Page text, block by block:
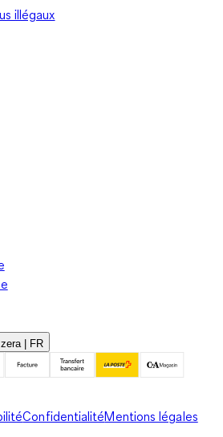
pour le petit plus
de couleur subtiles à ta tenue,
choix parfait. Des sacs aux
les bijoux, les accessoires lilas sont
petit plus à ton look. Un
qui ajoute une touche de
tenue. Des boucles d'oreilles ou un
également une touche
avec des couleurs neutres
ou utilise-les de manière ciblée
bureau
parfaits pour le bureau et
illégaux
| FR
ConfidentialitéMentions légales